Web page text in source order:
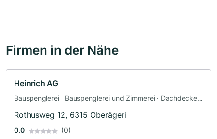
Firmen in der Nähe
Heinrich AG
Bauspenglerei · Bauspenglerei und Zimmerei · Dachdecker
Rothusweg 12, 6315 Oberägeri
0.0 (0)